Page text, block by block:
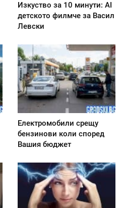
Изкуство за 10 минути: AI
детското филмче за Васил
Левски
Електромобили срещу
бензинови коли според
Вашия бюджет